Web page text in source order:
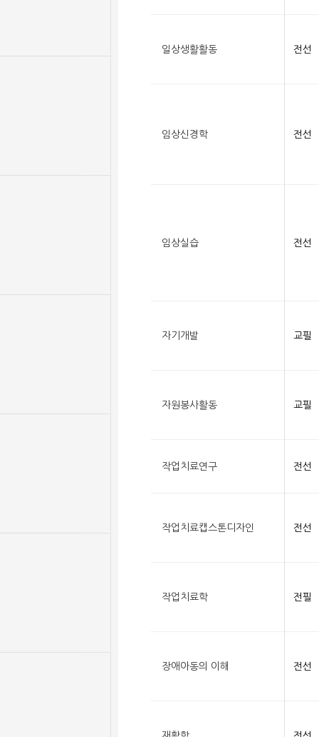
일상생활활동 전선
임상신경학 전선
임상실습 전선
자기개발 교필
자원봉사활동 교필
작업치료연구 전선
작업치료캡스톤디자인 전선
작업치료학 전필
장애아동의 이해 전선